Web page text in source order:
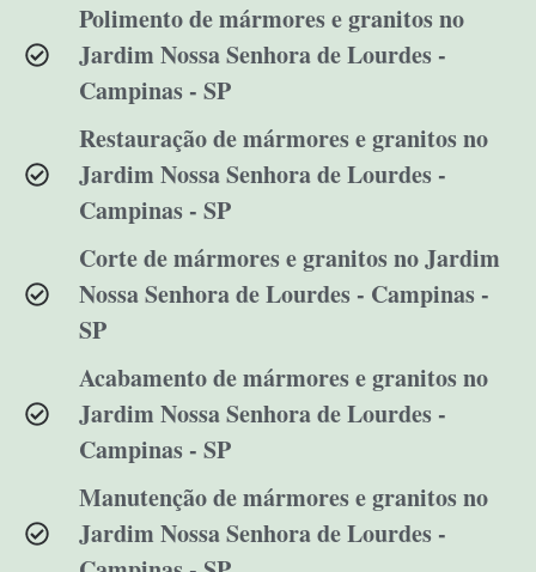
Polimento de mármores e granitos no
Jardim Nossa Senhora de Lourdes -
Campinas - SP
Restauração de mármores e granitos no
Jardim Nossa Senhora de Lourdes -
Campinas - SP
Corte de mármores e granitos no Jardim
Nossa Senhora de Lourdes - Campinas -
SP
Acabamento de mármores e granitos no
Jardim Nossa Senhora de Lourdes -
Campinas - SP
Manutenção de mármores e granitos no
Jardim Nossa Senhora de Lourdes -